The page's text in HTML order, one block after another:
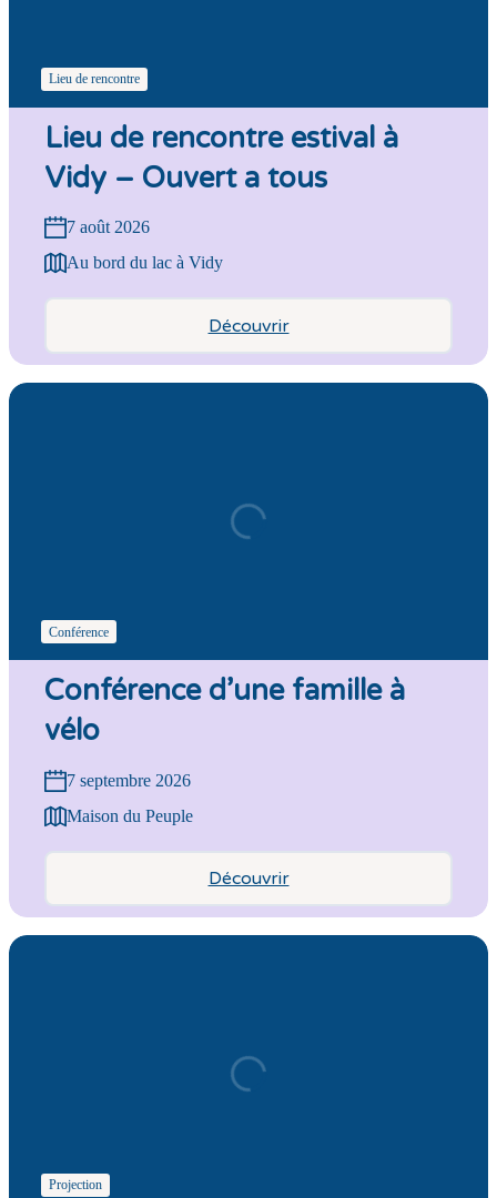
Lieu de rencontre
Lieu de rencontre estival à
Vidy – Ouvert a tous
7 août 2026
Au bord du lac à Vidy
Découvrir
Conférence
Conférence d’une famille à
vélo
7 septembre 2026
Maison du Peuple
Découvrir
Projection